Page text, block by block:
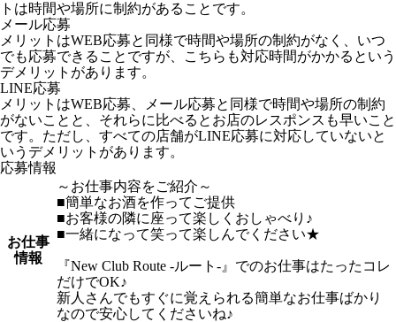
トは時間や場所に制約があることです。
メール応募
メリットはWEB応募と同様で時間や場所の制約がなく、いつ
でも応募できることですが、こちらも対応時間がかかるという
デメリットがあります。
LINE応募
メリットはWEB応募、メール応募と同様で時間や場所の制約
がないことと、それらに比べるとお店のレスポンスも早いこと
です。ただし、すべての店舗がLINE応募に対応していないと
いうデメリットがあります。
応募情報
お仕事
情報
～お仕事内容をご紹介～
■簡単なお酒を作ってご提供
■お客様の隣に座って楽しくおしゃべり♪
■一緒になって笑って楽しんでください★
『New Club Route -ルート-』でのお仕事はたったコレ
だけでOK♪
新人さんでもすぐに覚えられる簡単なお仕事ばかり
なので安心してくださいね♪